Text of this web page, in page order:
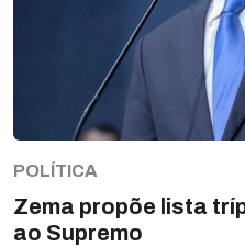
POLÍTICA
Zema propõe lista
ao Supremo